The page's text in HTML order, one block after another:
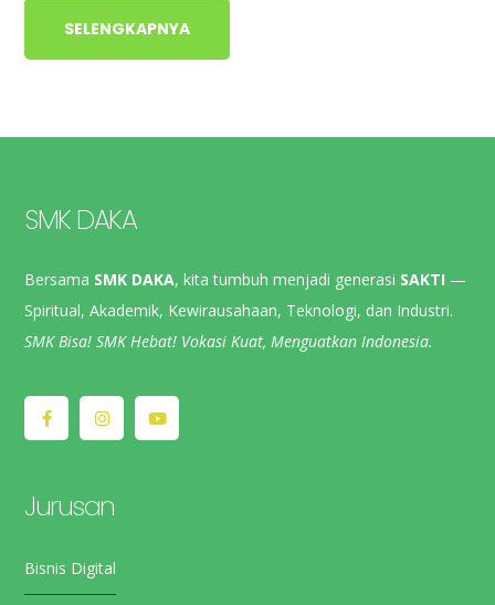
SELENGKAPNYA
SMK DAKA
Bersama SMK DAKA, kita tumbuh menjadi generasi SAKTI —
Spiritual, Akademik, Kewirausahaan, Teknologi, dan Industri.
SMK Bisa! SMK Hebat! Vokasi Kuat, Menguatkan Indonesia.
Jurusan
Bisnis Digital